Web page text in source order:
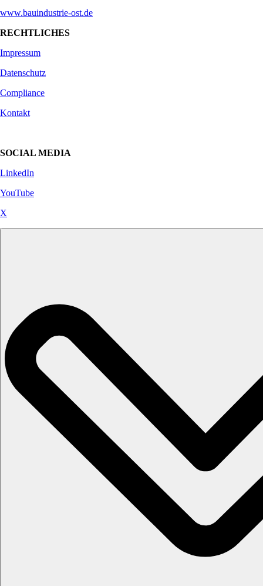
www.bauindustrie-ost.de
RECHTLICHES
Impressum
Datenschutz
Compliance
Kontakt
SOCIAL MEDIA
LinkedIn
YouTube
X